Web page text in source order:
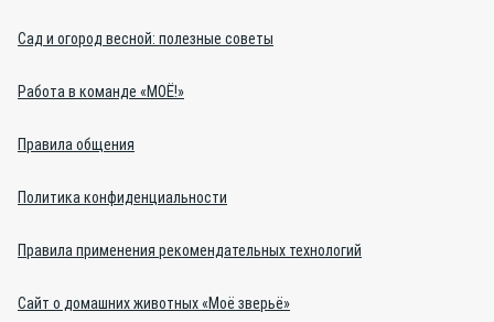
Сад и огород весной: полезные советы
Работа в команде «МОЁ!»
Правила общения
Политика конфиденциальности
Правила применения рекомендательных технологий
Сайт о домашних животных «Моё зверьё»